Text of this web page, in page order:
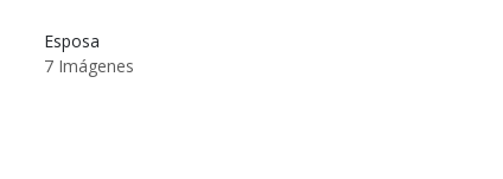
Esposa
7 Imágenes